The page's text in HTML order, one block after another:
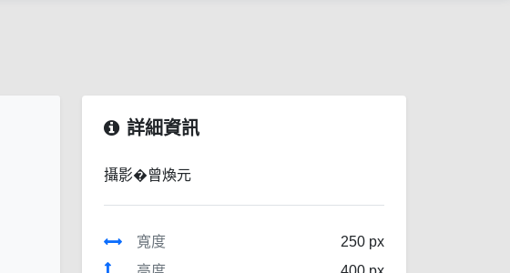
詳細資訊
攝影�曾煥元
寬度
250 px